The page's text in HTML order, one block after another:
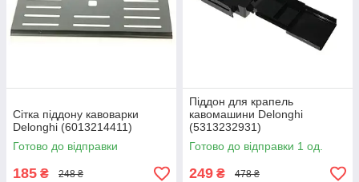
Сітка піддону кавоварки
Delonghi (6013214411)
Готово до відправки
185 ₴ 248 ₴
Піддон для крапель
кавомашини Delonghi
(5313232931)
Готово до відправки 1 од.
249 ₴ 478 ₴